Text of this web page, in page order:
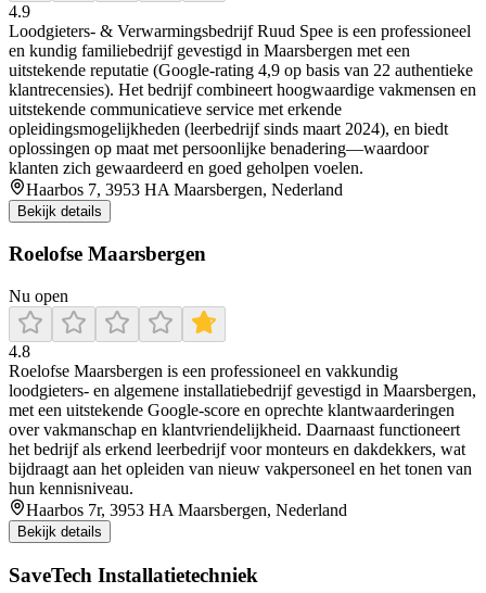
4.9
Loodgieters- & Verwarmingsbedrijf Ruud Spee is een professioneel
en kundig familiebedrijf gevestigd in Maarsbergen met een
uitstekende reputatie (Google-rating 4,9 op basis van 22 authentieke
klantrecensies). Het bedrijf combineert hoogwaardige vakmensen en
uitstekende communicatieve service met erkende
opleidingsmogelijkheden (leerbedrijf sinds maart 2024), en biedt
oplossingen op maat met persoonlijke benadering—waardoor
klanten zich gewaardeerd en goed geholpen voelen.
Haarbos 7, 3953 HA Maarsbergen, Nederland
Bekijk details
Roelofse Maarsbergen
Nu open
4.8
Roelofse Maarsbergen is een professioneel en vakkundig
loodgieters- en algemene installatiebedrijf gevestigd in Maarsbergen,
met een uitstekende Google-score en oprechte klantwaarderingen
over vakmanschap en klantvriendelijkheid. Daarnaast functioneert
het bedrijf als erkend leerbedrijf voor monteurs en dakdekkers, wat
bijdraagt aan het opleiden van nieuw vakpersoneel en het tonen van
hun kennisniveau.
Haarbos 7r, 3953 HA Maarsbergen, Nederland
Bekijk details
SaveTech Installatietechniek